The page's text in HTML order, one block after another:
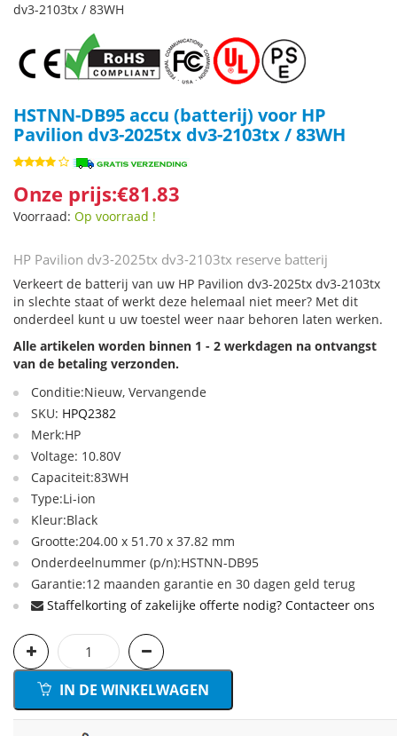
HSTNN-DB95 accu (batterij) voor HP
Pavilion dv3-2025tx dv3-2103tx / 83WH
Onze prijs:€81.83
Voorraad: Op voorraad !
HP Pavilion dv3-2025tx dv3-2103tx reserve batterij
Verkeert de batterij van uw HP Pavilion dv3-2025tx dv3-2103tx
in slechte staat of werkt deze helemaal niet meer? Met dit
onderdeel kunt u uw toestel weer naar behoren laten werken.
Alle artikelen worden binnen 1 - 2 werkdagen na ontvangst
van de betaling verzonden.
Conditie:Nieuw, Vervangende
SKU: HPQ2382
Merk:HP
Voltage: 10.80V
Capaciteit:83WH
Type:Li-ion
Kleur:Black
Grootte:204.00 x 51.70 x 37.82 mm
Onderdeelnummer (p/n):HSTNN-DB95
Garantie:12 maanden garantie en 30 dagen geld terug
Staffelkorting of zakelijke offerte nodig? Contacteer ons
IN DE WINKELWAGEN